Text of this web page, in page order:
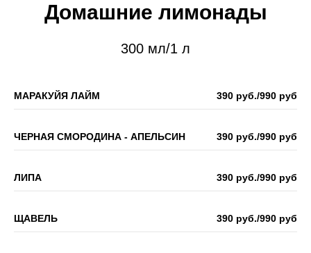
Домашние лимонады
300 мл/1 л
МАРАКУЙЯ ЛАЙМ 390 руб./990 руб
ЧЕРНАЯ СМОРОДИНА - АПЕЛЬСИН 390 руб./990 руб
ЛИПА 390 руб./990 руб
ЩАВЕЛЬ 390 руб./990 руб